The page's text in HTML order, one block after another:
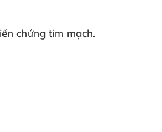
chứng tim mạch.